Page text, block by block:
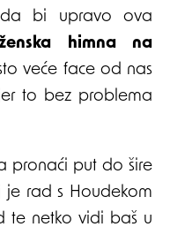
da bi upravo ova
himna na
veće face od nas
to bez problema
pronaći put do šire
je rad s Houdekom
te netko vidi baš u